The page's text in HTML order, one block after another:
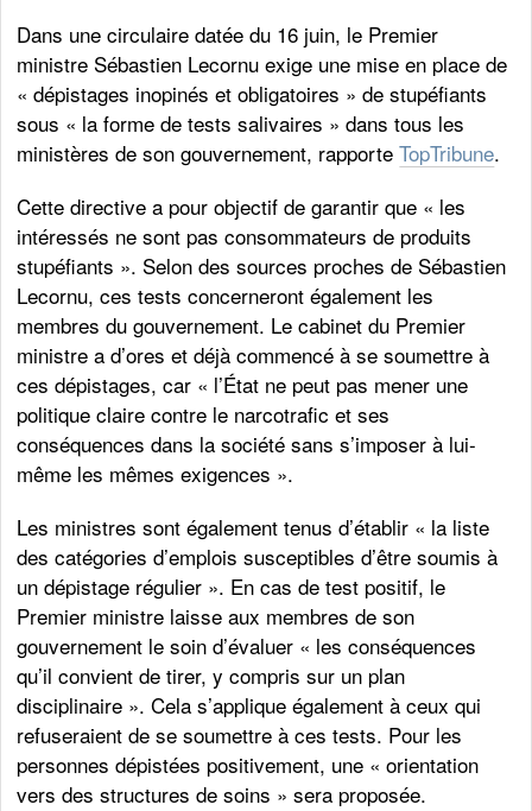
Dans une circulaire datée du 16 juin, le Premier
ministre Sébastien Lecornu exige une mise en place de
« dépistages inopinés et obligatoires » de stupéfiants
sous « la forme de tests salivaires » dans tous les
ministères de son gouvernement, rapporteTopTribune.
Cette directive a pour objectif de garantir que « les
intéressés ne sont pas consommateurs de produits
stupéfiants ». Selon des sources proches de Sébastien
Lecornu, ces tests concerneront également les
membres du gouvernement. Le cabinet du Premier
ministre a d’ores et déjà commencé à se soumettre à
ces dépistages, car « l’État ne peut pas mener une
politique claire contre le narcotrafic et ses
conséquences dans la société sans s’imposer à lui-
même les mêmes exigences ».
Les ministres sont également tenus d’établir « la liste
des catégories d’emplois susceptibles d’être soumis à
un dépistage régulier ». En cas de test positif, le
Premier ministre laisse aux membres de son
gouvernement le soin d’évaluer « les conséquences
qu’il convient de tirer, y compris sur un plan
disciplinaire ». Cela s’applique également à ceux qui
refuseraient de se soumettre à ces tests. Pour les
personnes dépistées positivement, une « orientation
vers des structures de soins » sera proposée.